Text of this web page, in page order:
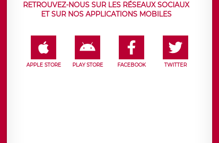
RETROUVEZ-NOUS SUR LES RÉSEAUX SOCIAUX
ET SUR NOS APPLICATIONS MOBILES
APPLE STORE PLAY STORE FACEBOOK TWITTER